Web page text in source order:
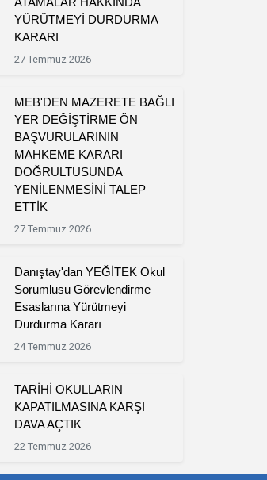
YÜRÜTMEYİ DURDURMA
KARARI
27 Temmuz 2026
MEB'DEN MAZERETE BAĞLI
YER DEĞİŞTİRME ÖN
BAŞVURULARININ
MAHKEME KARARI
DOĞRULTUSUNDA
YENİLENMESİNİ TALEP
ETTİK
27 Temmuz 2026
Danıştay'dan YEĞİTEK Okul
Sorumlusu Görevlendirme
Esaslarına Yürütmeyi
Durdurma Kararı
24 Temmuz 2026
TARİHİ OKULLARIN
KAPATILMASINA KARŞI
DAVA AÇTIK
22 Temmuz 2026